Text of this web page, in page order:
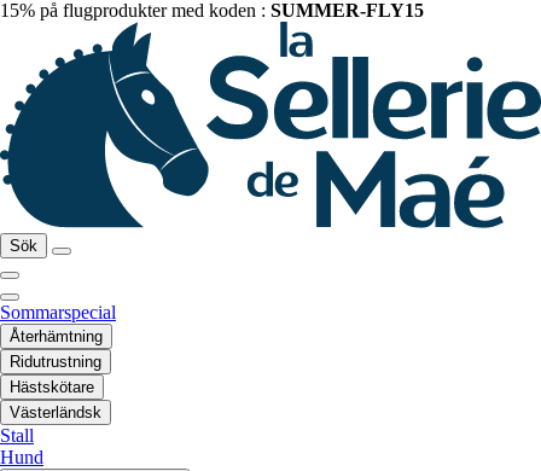
15% på flugprodukter med koden : SUMMER-FLY15
Sök
Sommarspecial
Återhämtning
Ridutrustning
Hästskötare
Västerländsk
Stall
Hund